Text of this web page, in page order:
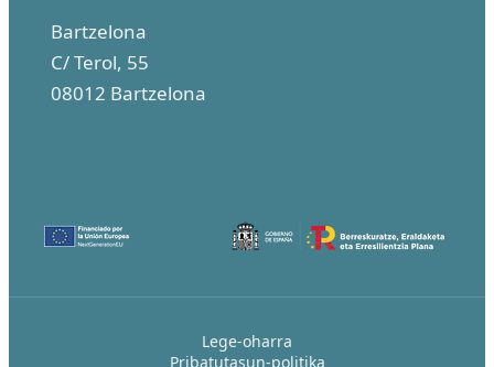
Bartzelona
C/ Terol, 55
08012 Bartzelona
Lege-oharra
Pribatutasun-politika